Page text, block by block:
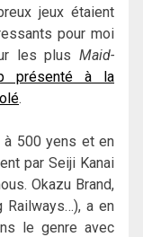
jeux étaient
pour moi
les plus Maid-
présenté à la
.
à 500 yens et en
par Seiji Kanai
Okazu Brand,
Railways…), a en
le genre avec